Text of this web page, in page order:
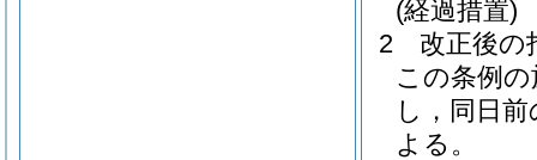
(経過措置)
2
改正後の
この条例
し，同日
よる。